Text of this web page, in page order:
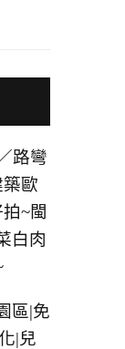
路彎
歐
~閩
白肉
區|免
|兒